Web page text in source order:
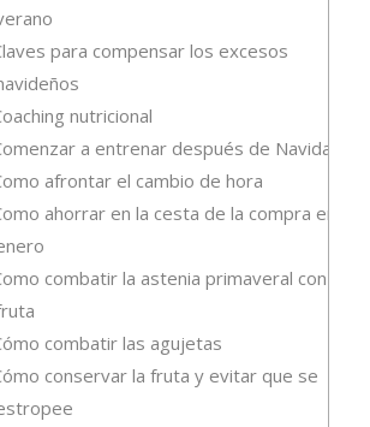
para compensar los excesos
nutricional
a entrenar después de Navidad
afrontar el cambio de hora
ahorrar en la cesta de la compra en
combatir la astenia primaveral con
combatir las agujetas
conservar la fruta y evitar que se